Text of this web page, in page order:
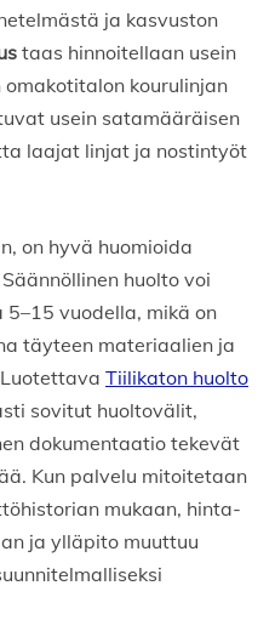
ja kasvuston
taas hinnoitellaan usein
kourulinjan
usein satamääräisen
laajat linjat ja nostintyöt
on hyvä huomioida
huolto voi
5–15 vuodella, mikä on
täyteen materiaalien ja
Tiilikaton huolto
sovitut huoltovälit,
dokumentaatio tekevät
Kun palvelu mitoitetaan
mukaan, hinta-
ja ylläpito muuttuu